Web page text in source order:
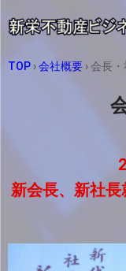
TOP ›会社概要 ›会長
新会長、新社